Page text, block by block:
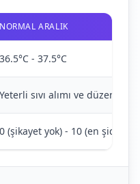
NORMAL ARALIK
36.5°C - 37.5°C
Yeterli sıvı alımı ve düzenli
0 (şikayet yok) - 10 (en şiddetli)